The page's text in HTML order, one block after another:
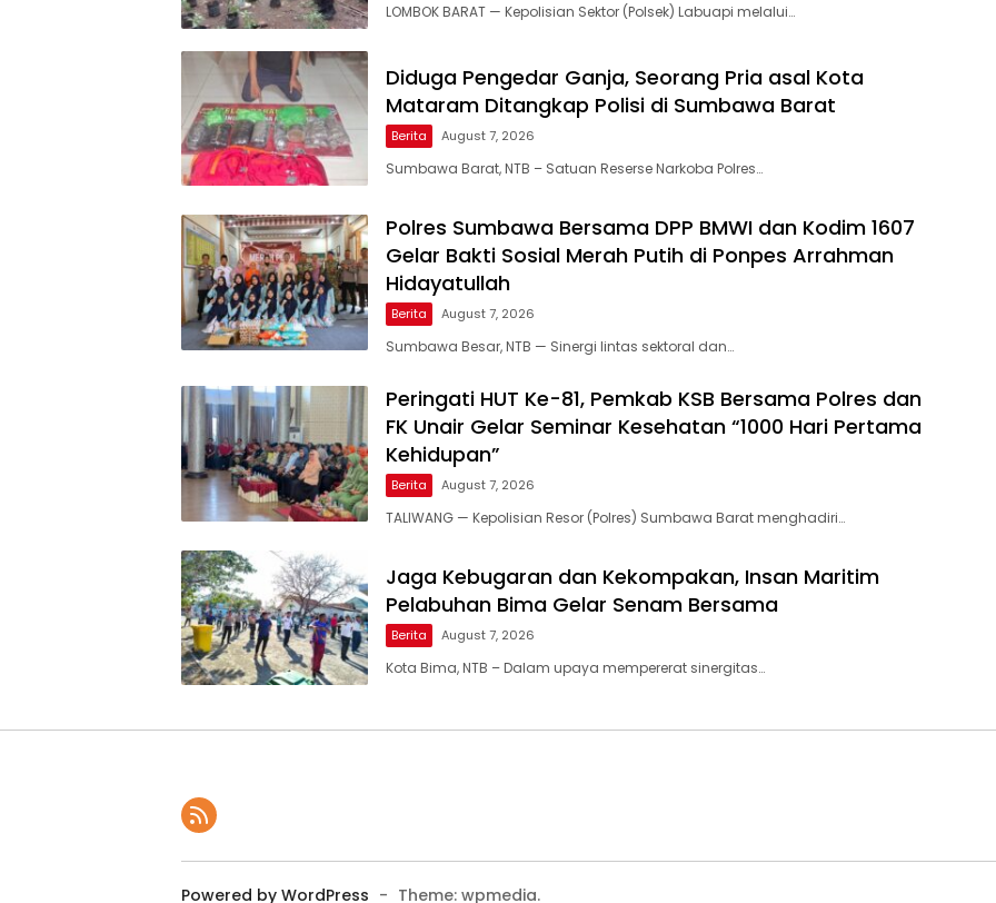
LOMBOK BARAT — Kepolisian Sektor (Polsek) Labuapi melalui…
Diduga Pengedar Ganja, Seorang Pria asal Kota
Mataram Ditangkap Polisi di Sumbawa Barat
Berita August 7, 2026
Sumbawa Barat, NTB – Satuan Reserse Narkoba Polres…
Polres Sumbawa Bersama DPP BMWI dan Kodim 1607
Gelar Bakti Sosial Merah Putih di Ponpes Arrahman
Hidayatullah
Berita August 7, 2026
Sumbawa Besar, NTB — Sinergi lintas sektoral dan…
Peringati HUT Ke-81, Pemkab KSB Bersama Polres dan
FK Unair Gelar Seminar Kesehatan “1000 Hari Pertama
Kehidupan”
Berita August 7, 2026
TALIWANG — Kepolisian Resor (Polres) Sumbawa Barat menghadiri…
Jaga Kebugaran dan Kekompakan, Insan Maritim
Pelabuhan Bima Gelar Senam Bersama
Berita August 7, 2026
Kota Bima, NTB – Dalam upaya mempererat sinergitas…
Powered by WordPress - Theme: wpmedia.